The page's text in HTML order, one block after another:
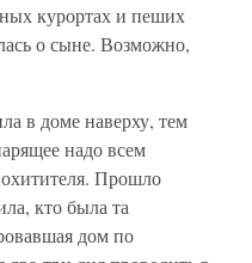
курортах и пеших
о сыне. Возможно,
в доме наверху, тем
надо всем
Прошло
кто была та
дом по